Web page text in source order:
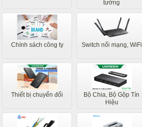
tường
Chính sách công ty Switch nối mạng, WiFi
Thiết bị chuyển đổi
Bộ Chia, Bộ Gộp Tín
Hiệu